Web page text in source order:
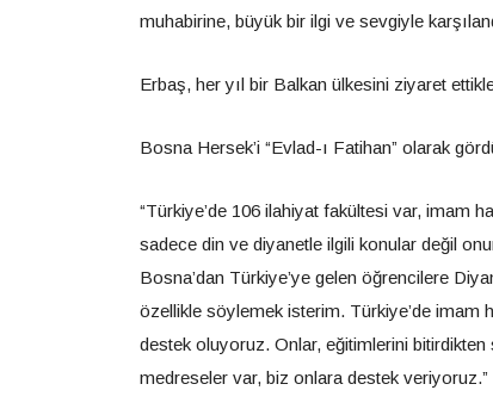
muhabirine, büyük bir ilgi ve sevgiyle
Erbaş, her yıl bir Balkan ülkesini ziyaret
Bosna Hersek’i “Evlad-ı Fatihan” olarak
“Türkiye’de 106 ilahiyat fakültesi var, imam
sadece din ve diyanetle ilgili konular değil
Bosna’dan Türkiye’ye gelen öğrencilere
özellikle söylemek isterim. Türkiye’de imam
destek oluyoruz. Onlar, eğitimlerini
medreseler var, biz onlara destek veriyoruz.”